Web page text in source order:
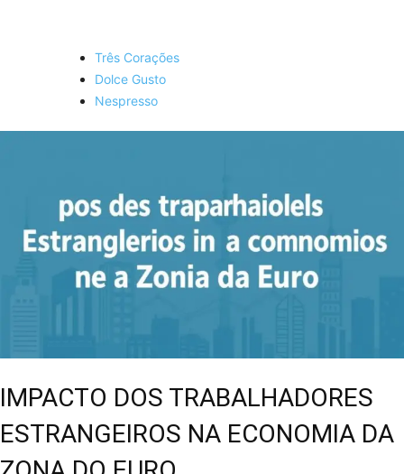
Três Corações
Dolce Gusto
Nespresso
IMPACTO DOS TRABALHADORES
ESTRANGEIROS NA ECONOMIA DA